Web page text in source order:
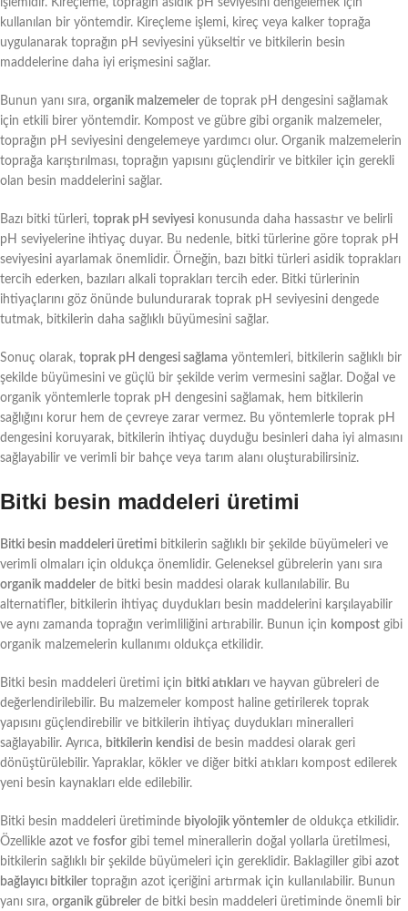
işlemidir. Kireçleme, toprağın asidik pH seviyesini dengelemek için
kullanılan bir yöntemdir. Kireçleme işlemi, kireç veya kalker toprağa
uygulanarak toprağın pH seviyesini yükseltir ve bitkilerin besin
maddelerine daha iyi erişmesini sağlar.
Bunun yanı sıra, organik malzemeler de toprak pH dengesini sağlamak
için etkili birer yöntemdir. Kompost ve gübre gibi organik malzemeler,
toprağın pH seviyesini dengelemeye yardımcı olur. Organik malzemelerin
toprağa karıştırılması, toprağın yapısını güçlendirir ve bitkiler için gerekli
olan besin maddelerini sağlar.
Bazı bitki türleri, toprak pH seviyesi konusunda daha hassastır ve belirli
pH seviyelerine ihtiyaç duyar. Bu nedenle, bitki türlerine göre toprak pH
seviyesini ayarlamak önemlidir. Örneğin, bazı bitki türleri asidik toprakları
tercih ederken, bazıları alkali toprakları tercih eder. Bitki türlerinin
ihtiyaçlarını göz önünde bulundurarak toprak pH seviyesini dengede
tutmak, bitkilerin daha sağlıklı büyümesini sağlar.
Sonuç olarak, toprak pH dengesi sağlama yöntemleri, bitkilerin sağlıklı bir
şekilde büyümesini ve güçlü bir şekilde verim vermesini sağlar. Doğal ve
organik yöntemlerle toprak pH dengesini sağlamak, hem bitkilerin
sağlığını korur hem de çevreye zarar vermez. Bu yöntemlerle toprak pH
dengesini koruyarak, bitkilerin ihtiyaç duyduğu besinleri daha iyi almasını
sağlayabilir ve verimli bir bahçe veya tarım alanı oluşturabilirsiniz.
Bitki besin maddeleri üretimi
Bitki besin maddeleri üretimi bitkilerin sağlıklı bir şekilde büyümeleri ve
verimli olmaları için oldukça önemlidir. Geleneksel gübrelerin yanı sıra
organik maddeler de bitki besin maddesi olarak kullanılabilir. Bu
alternatifler, bitkilerin ihtiyaç duydukları besin maddelerini karşılayabilir
ve aynı zamanda toprağın verimliliğini artırabilir. Bunun için kompost gibi
organik malzemelerin kullanımı oldukça etkilidir.
Bitki besin maddeleri üretimi için bitki atıkları ve hayvan gübreleri de
değerlendirilebilir. Bu malzemeler kompost haline getirilerek toprak
yapısını güçlendirebilir ve bitkilerin ihtiyaç duydukları mineralleri
sağlayabilir. Ayrıca, bitkilerin kendisi de besin maddesi olarak geri
dönüştürülebilir. Yapraklar, kökler ve diğer bitki atıkları kompost edilerek
yeni besin kaynakları elde edilebilir.
Bitki besin maddeleri üretiminde biyolojik yöntemler de oldukça etkilidir.
Özellikle azot ve fosfor gibi temel minerallerin doğal yollarla üretilmesi,
bitkilerin sağlıklı bir şekilde büyümeleri için gereklidir. Baklagiller gibi azot
bağlayıcı bitkiler toprağın azot içeriğini artırmak için kullanılabilir. Bunun
yanı sıra, organik gübreler de bitki besin maddeleri üretiminde önemli bir